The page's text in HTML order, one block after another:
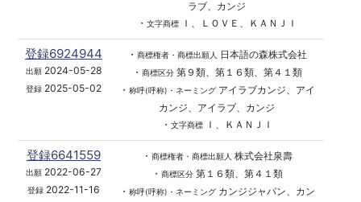
ラブ、カンジ
・ 文字商標Ｉ、ＬＯＶＥ、ＫＡＮＪＩ
登録6924944
出願2024-05-28
登録 2025-05-02
・ 商標権者・商標出願人
日本語の森株式会社
・ 商標区分第９類、第１６類、第４１類
・ 称呼(呼称)・ネーミングアイラブカンジ、アイ
カンジ、アイラブ、カンジ
・ 文字商標Ｉ、ＫＡＮＪＩ
登録6641559
出願 2022-06-27
登録 2022-11-16
・ 商標権者・商標出願人 株式会社泉壽
・ 商標区分第１６類、第４１類
・ 称呼(呼称)・ネーミングカンジジャパン、カン